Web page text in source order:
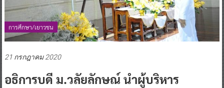
การศึกษา/เยาวชน
21 กรกฎาคม 2020
อธิการบดี ม.วลัยลักษณ์ นำผู้บริหาร